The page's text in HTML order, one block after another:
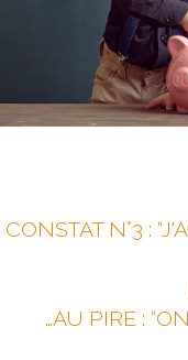
CONSTAT N°3 :
…AU PIRE :